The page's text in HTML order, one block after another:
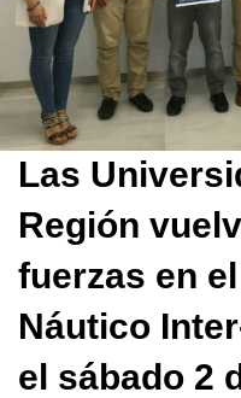
Las
Región
fuerzas en
Náutico
el sábado 2